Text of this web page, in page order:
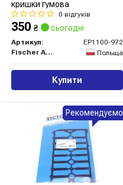
кришки гумова
0 відгуків
350 ₴ сьогодні
Артикул:
EP1100-972
Fischer Automotive One (FA1)
Польща
Купити
Рекомендуємо